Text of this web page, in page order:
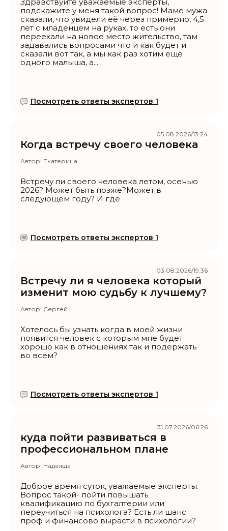
подскажите у меня такой вопрос! Маме мужа
сказали, что увидели её через примерно, 4,5
лет с младенцем на руках, то есть они
переехали на новое место жительство, там
задавались вопросами что и как будет и
сказали вот так, а мы как раз хотим ещё
одного малыша, а...
Посмотреть ответы экспертов 1
Когда встречу своего человека
Автор: Екатерина
Встречу ли своего человека летом, осенью
2026? Может быть позже?Может в
следующем году? И где
Посмотреть ответы экспертов 1
05.08.2026/13:24
Встречу ли я человека который
изменит мою судьбу к лучшему?
Автор: Сергей
Хотелось бы узнать когда в моей жизни
появится человек с которым мне будет
хорошо как в отношениях так и подержать
во всем?
Посмотреть ответы экспертов 1
03.08.2026/19:36
куда пойти развиваться в
профессиональном плане
Автор: Надежда
Доброе время суток, уважаемые эксперты.
Вопрос такой- пойти повышать
квалификацию по бухгалтерии или
переучиться на психолога? Есть ли шанс
проф и финансово вырасти в психологии?
31.07.2026/06:26